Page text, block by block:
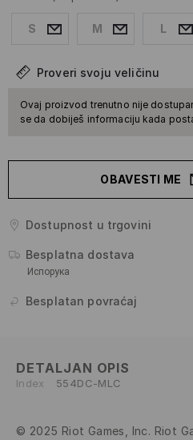
S M L
Proveri svoju veličinu
Ovaj proizvod trenutno nije
se da dobiješ informaciju kada
OBAVESTI ME
Dostupnost u trgovini
Besplatna dostava
Испорука
Besplatan povraćaj
DETALJAN OPIS
Index 554DC-MLC
© 2025 Riot Games, Inc. Riot